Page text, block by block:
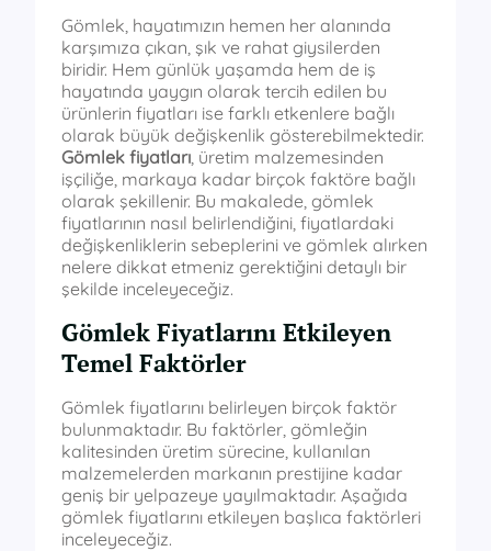
Gömlek, hayatımızın hemen her alanında
karşımıza çıkan, şık ve rahat giysilerden
biridir. Hem günlük yaşamda hem de iş
hayatında yaygın olarak tercih edilen bu
ürünlerin fiyatları ise farklı etkenlere bağlı
olarak büyük değişkenlik gösterebilmektedir.
Gömlek fiyatları , üretim malzemesinden
işçiliğe, markaya kadar birçok faktöre bağlı
olarak şekillenir. Bu makalede, gömlek
fiyatlarının nasıl belirlendiğini, fiyatlardaki
değişkenliklerin sebeplerini ve gömlek alırken
nelere dikkat etmeniz gerektiğini detaylı bir
şekilde inceleyeceğiz.
Gömlek Fiyatlarını Etkileyen
Temel Faktörler
Gömlek fiyatlarını belirleyen birçok faktör
bulunmaktadır. Bu faktörler, gömleğin
kalitesinden üretim sürecine, kullanılan
malzemelerden markanın prestijine kadar
geniş bir yelpazeye yayılmaktadır. Aşağıda
gömlek fiyatlarını etkileyen başlıca faktörleri
inceleyeceğiz.